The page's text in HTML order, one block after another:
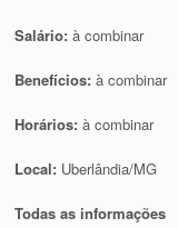
Salário:à combinar
Benefícios:à combinar
Horários:à combinar
Local: Uberlândia/MG
Todas as informações